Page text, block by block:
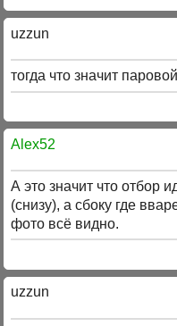
uzzun
тогда что значит
Alex52
А это значит что отбор
(снизу), а сбоку где
фото всё видно.
uzzun